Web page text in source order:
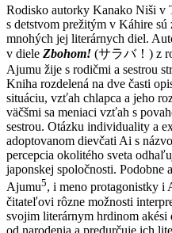
Rodisko autorky Kanako Niši v
s detstvom prežitým v Káhire
mnohých jej literárnych diel.
v diele Zbohom! (サラバ！) z
Ajumu žije s rodičmi a sestrou
Kniha rozdelená na dve časti
situáciu, vzťah chlapca a jeho
väčšmi sa meniaci vzťah s
sestrou. Otázku individuality a
adoptovanom dievčati Ai s
percepcia okolitého sveta
japonskej spoločnosti. Podobne
Ajumu5, i meno protagonistky i
čitateľovi rôzne možnosti
svojim literárnym hrdinom akési
od narodenia a predurčuje ich